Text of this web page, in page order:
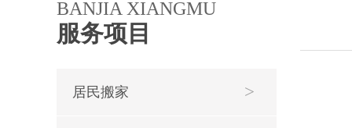
BANJIA XIANGMU
服务项目
居民搬家